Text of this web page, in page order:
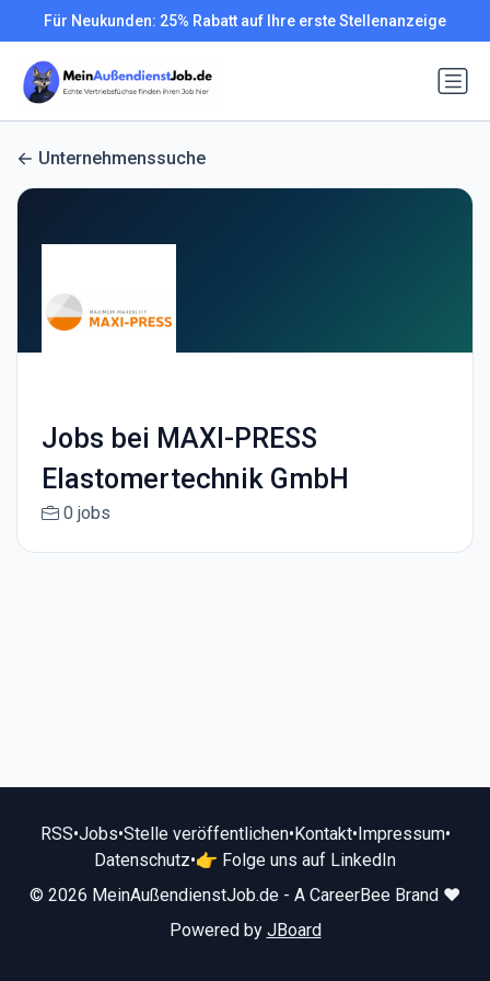
Für Neukunden: 25% Rabatt auf Ihre erste Stellenanzeige
Unternehmenssuche
Jobs bei MAXI-PRESS
Elastomertechnik GmbH
0 jobs
RSS•Jobs•Stelle veröffentlichen•Kontakt•Impressum•
Datenschutz•👉 Folge uns auf LinkedIn
© 2026 MeinAußendienstJob.de - A CareerBee Brand ❤️
Powered by JBoard